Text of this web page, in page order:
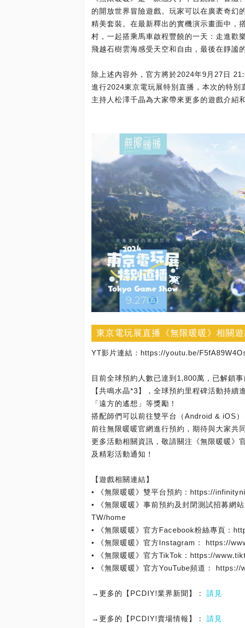
的開放世界冒險遊戲。玩家可以在廣袤奇幻
精美套裝。在最新釋出的實機演示畫面中，
村，一起搭乘馬車啟程豐饒的一天：走進歡
飛越石樹雲海感受天空和自由，最後在靜謐
除上述內容外，官方將於2024年9月27日
進行2024東京電玩展特別直播，本次的特
主持人松澤千晶為大家帶來更多的遊戲介紹
東京電玩展直播《無限暖暖》相關
YT影片連結：https://youtu.be/
目前全球預約人數已達到1,800萬，已解鎖
【共鳴水晶*3】，全球預約里程碑活動持
「遠方的遙想」等獎勵！
搭配師們可以前往雙平台（Android & iOS
前往無限暖暖官網進行預約，期待與大家共
更多活動相關資訊，敬請關注《無限暖暖》
及精彩活動通知！
【遊戲相關連結】
• 《無限暖暖》雙平台預約：https://
• 《無限暖暖》事前預約及封閉測試招募
TW/home
• 《無限暖暖》官方Facebook粉絲專頁：
• 《無限暖暖》官方Instagram： https://
• 《無限暖暖》官方TikTok：https://
• 《無限暖暖》官方YouTube頻道：
→更多的【PCDIY!業界新聞】： 請見
→更多的【PCDIY!賣場情報】： 請見